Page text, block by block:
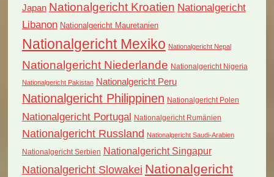
Japan Nationalgericht Kroatien Nationalgericht
Libanon Nationalgericht Mauretanien
Nationalgericht Mexiko Nationalgericht Nepal
Nationalgericht Niederlande Nationalgericht Nigeria
Nationalgericht Pakistan Nationalgericht Peru
Nationalgericht Philippinen Nationalgericht Polen
Nationalgericht Portugal Nationalgericht Rumänien
Nationalgericht Russland Nationalgericht Saudi-Arabien
Nationalgericht Serbien Nationalgericht Singapur
Nationalgericht Slowakei Nationalgericht